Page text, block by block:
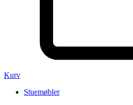
Kurv
Stuemøbler